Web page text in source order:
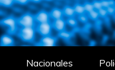
Nacionales